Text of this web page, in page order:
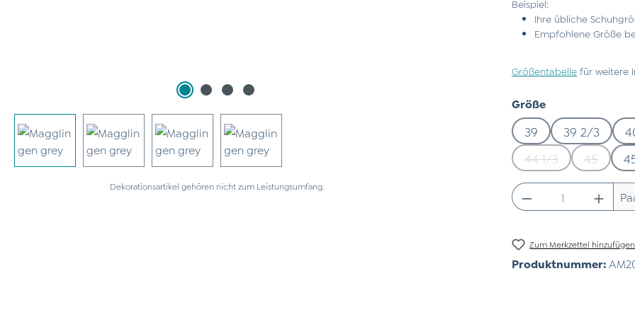
Dekorationsartikel gehören nicht zum Leistungsumfang.
Beispiel:
Ihre übliche
Empfohlene Größe
Größentabelle für weitere
Größeauswählen
39 39 2/3
44 1/3(Diese Option ist
45(Diese
Produkt
Zum Merkzettel hinzufügen
Produktnummer: